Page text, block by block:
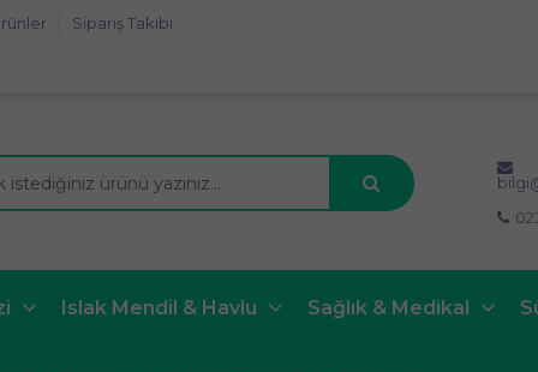
Sipariş Takibi
Islak Mendil & Havlu Sağlık & Medikal